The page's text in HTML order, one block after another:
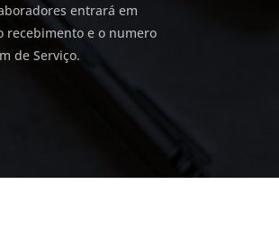
entrará em
recebimento e o numero
de Serviço.